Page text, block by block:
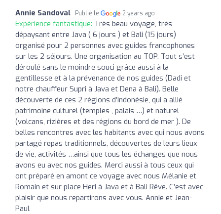
Annie Sandoval Publié le 2 years ago
Expérience fantastique: Très beau voyage, très
dépaysant entre Java ( 6 jours ) et Bali (15 jours)
organisé pour 2 personnes avec guides francophones
sur les 2 séjours. Une organisation au TOP. Tout s’est
déroulé sans le moindre souci grâce aussi à la
gentillesse et à la prévenance de nos guides (Dadi et
notre chauffeur Supri à Java et Dena à Bali). Belle
découverte de ces 2 régions d’Indonésie, qui a allié
patrimoine culturel (temples , palais …) et naturel
(volcans, rizières et des régions du bord de mer ). De
belles rencontres avec les habitants avec qui nous avons
partagé repas traditionnels, découvertes de leurs lieux
de vie, activités …ainsi que tous les échanges que nous
avons eu avec nos guides. Merci aussi à tous ceux qui
ont préparé en amont ce voyage avec nous Mélanie et
Romain et sur place Heri à Java et à Bali Rêve. C’est avec
plaisir que nous repartirons avec vous. Annie et Jean-
Paul